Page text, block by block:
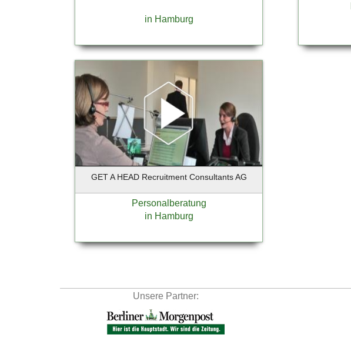
in Hamburg
GET A HEAD Recruitment Consultants AG
Personalberatung
in Hamburg
Unsere Partner: